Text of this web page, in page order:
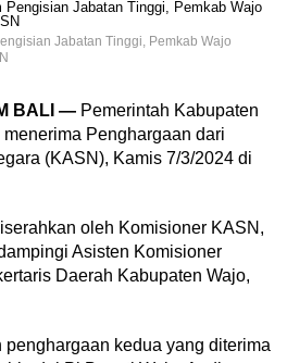
Jabatan Tinggi, Pemkab Wajo
BALI — Pemerintah Kabupaten
Penghargaan dari
(KASN), Kamis 7/3/2024 di
oleh Komisioner KASN,
Asisten Komisioner
Daerah Kabupaten Wajo,
kedua yang diterima